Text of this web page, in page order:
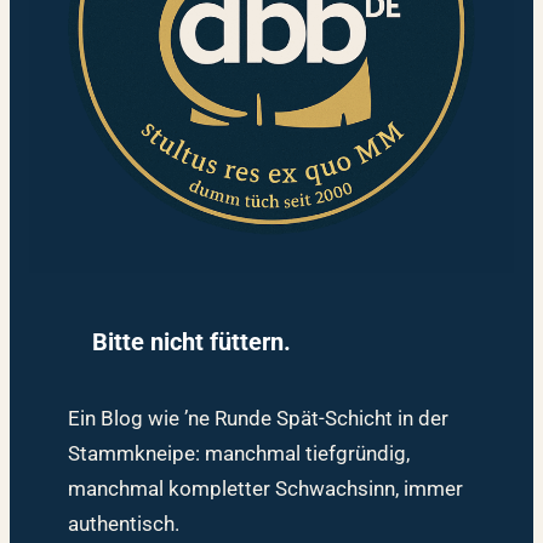
Bitte nicht füttern.
Ein Blog wie ’ne Runde Spät-Schicht in der
Stammkneipe: manchmal tiefgründig,
manchmal kompletter Schwachsinn, immer
authentisch.